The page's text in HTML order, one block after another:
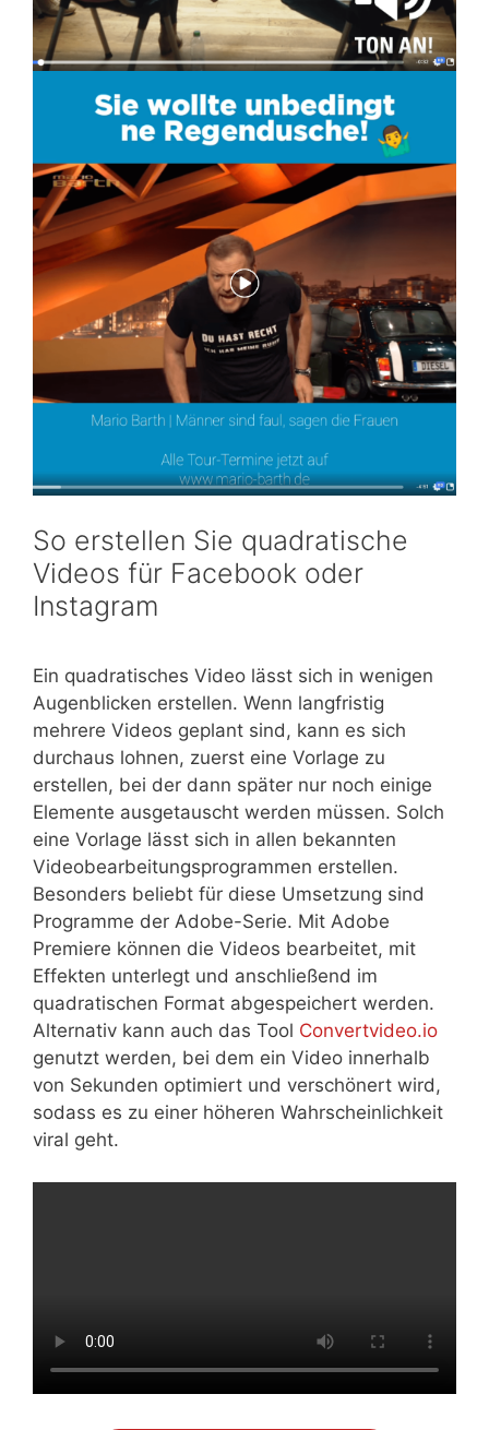
So erstellen Sie quadratische
Videos für Facebook oder
Instagram
Ein quadratisches Video lässt sich in wenigen
Augenblicken erstellen. Wenn langfristig
mehrere Videos geplant sind, kann es sich
durchaus lohnen, zuerst eine Vorlage zu
erstellen, bei der dann später nur noch einige
Elemente ausgetauscht werden müssen. Solch
eine Vorlage lässt sich in allen bekannten
Videobearbeitungsprogrammen erstellen.
Besonders beliebt für diese Umsetzung sind
Programme der Adobe-Serie. Mit Adobe
Premiere können die Videos bearbeitet, mit
Effekten unterlegt und anschließend im
quadratischen Format abgespeichert werden.
Alternativ kann auch das Tool Convertvideo.io
genutzt werden, bei dem ein Video innerhalb
von Sekunden optimiert und verschönert wird,
sodass es zu einer höheren Wahrscheinlichkeit
viral geht.